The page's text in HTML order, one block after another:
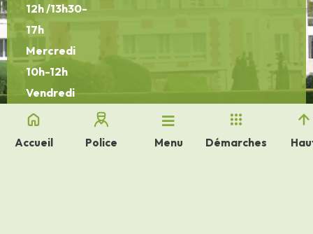
Accueil Police Menu Démarches
12h /13h30-
17h
Mercredi
10h-12h
Vendredi
10h-12h